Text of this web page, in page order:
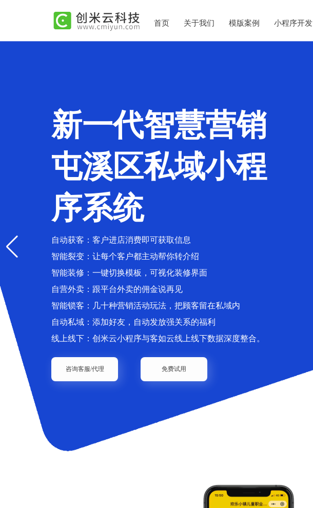
首页 关于我们 模版案例 小程序开发
新一代智慧营销
屯溪区私域小程
序系统
自动获客：客户进店消费即可获取信息
智能裂变：让每个客户都主动帮你转介绍
智能装修：一键切换模板，可视化装修界面
自营外卖：跟平台外卖的佣金说再见
智能锁客：几十种营销活动玩法，把顾客留在私域内
自动私域：添加好友，自动发放强关系的福利
线上线下：创米云小程序与客如云线上线下数据深度整合。
咨询客服/代理 免费试用